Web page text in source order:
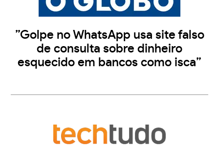
”Golpe no WhatsApp usa site falso
de consulta sobre dinheiro
esquecido em bancos como isca”